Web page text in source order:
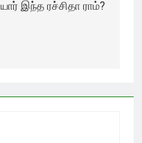
யார் இந்த ரச்சிதா ராம்?